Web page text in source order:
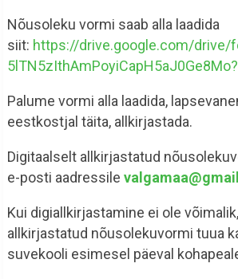
Nõusoleku vormi saab alla laadida
siit: https://drive.google.com/drive/
Palume vormi alla laadida,
eestkostjal täita, allkirjastada.
Digitaalselt allkirjastatud
e-posti aadressile
Kui digiallkirjastamine ei ole
allkirjastatud nõusolekuvormi tuua
suvekooli esimesel päeval